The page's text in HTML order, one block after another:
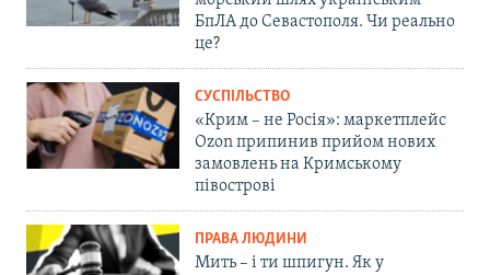
БпЛА до Севастополя. Чи реально
це?
СУСПІЛЬСТВО
«Крим – не Росія»: маркетплейс
Ozon припинив прийом нових
замовлень на Кримському
півострові
ПРАВА ЛЮДИНИ
Мить – і ти шпигун. Як у